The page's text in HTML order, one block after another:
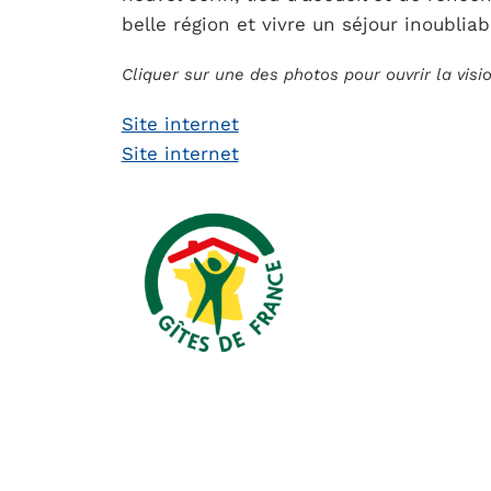
belle région et vivre un séjour
Cliquer sur une des photos pour ouvrir la
Site internet
Site internet